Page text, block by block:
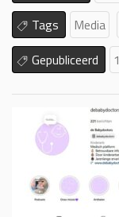
Tags
Media
Gepubliceerd